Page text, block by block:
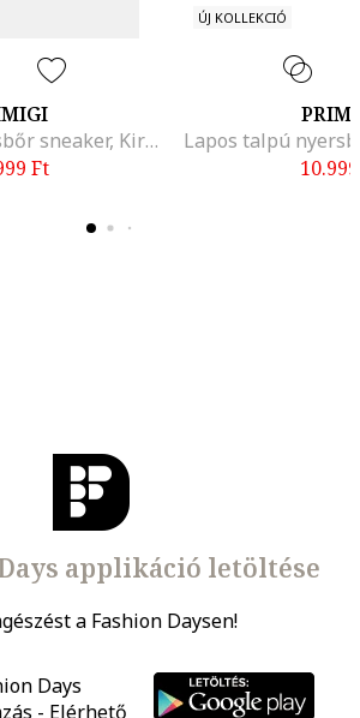
Tépőzáras nyersbőr sneaker, Királykék/Pisztáciazöld
Ft
ÚJ KOLLEKCIÓ
10.999
applikáció letöltése
a Fashion Daysen!